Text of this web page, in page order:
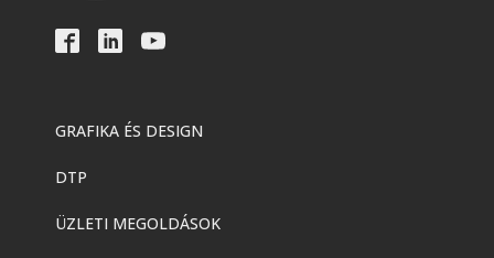
GRAFIKA ÉS DESIGN
DTP
ÜZLETI MEGOLDÁSOK